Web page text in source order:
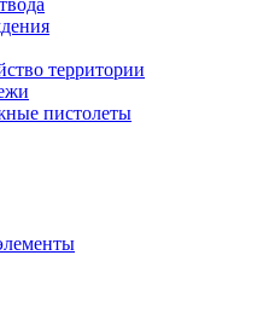
территории
пистолеты